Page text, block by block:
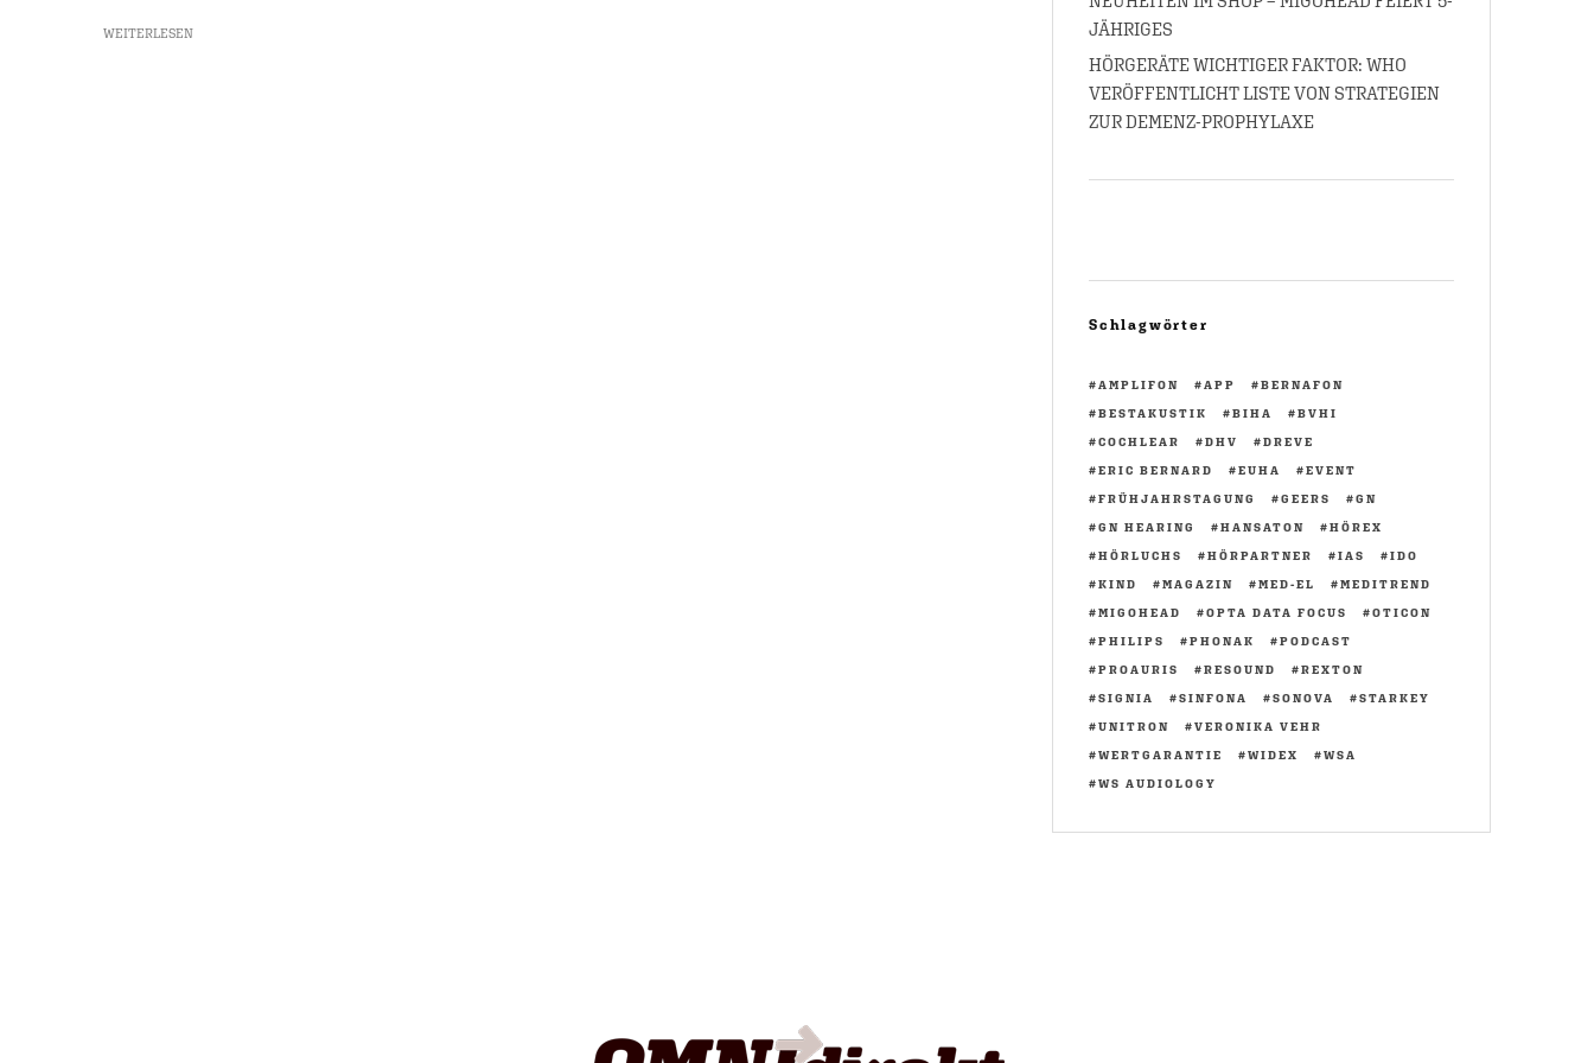
WEITERLESEN
JÄHRIGES
HÖRGERÄTE WICHTIGER FAKTOR: WHO
VERÖFFENTLICHT LISTE VON STRATEGIEN
ZUR DEMENZ-PROPHYLAXE
Schlagwörter
AMPLIFON APP
BERNAFON
BESTAKUSTIK
BIHA
BVHI
COCHLEAR
DHV
DREVE
ERIC BERNARD
EUHA
EVENT
FRÜHJAHRSTAGUNG
GEERS
GN
GN HEARING
HANSATON
HÖREX
HÖRLUCHS
HÖRPARTNER IAS
IDO
KIND
MAGAZIN MED-EL
MEDITREND
MIGOHEAD
OPTA DATA FOCUS
OTICON
PHILIPS
PHONAK
PODCAST
PROAURIS
RESOUND
REXTON
SIGNIA
SINFONA SONOVA
STARKEY
UNITRON
VERONIKA VEHR
WERTGARANTIE
WIDEX
WSA
WS AUDIOLOGY